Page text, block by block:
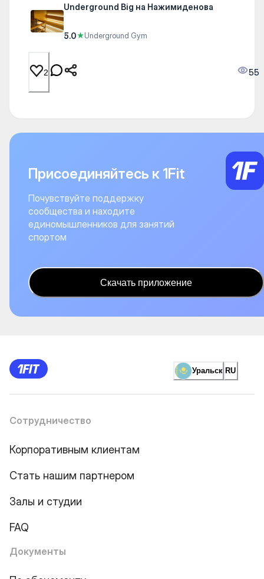
Underground Big на Нажимиденова
5.0★Underground Gym
2 55
Присоединяйтесь к 1Fit
Почувствуйте поддержку
сообщества и находите
единомышленников для занятий
спортом
Скачать приложение
Уральск RU
Сотрудничество
Корпоративным клиентам
Стать нашим партнером
Залы и студии
FAQ
Документы